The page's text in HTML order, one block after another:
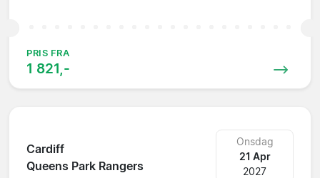
PRIS FRA
1 821,-
Cardiff
Queens Park Rangers
Onsdag
21 Apr
2027